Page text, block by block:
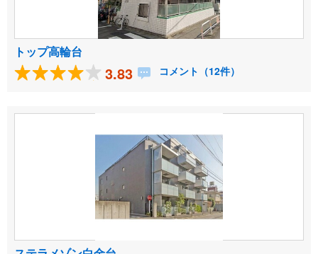
トップ高輪台
3.83 コメント（12件）